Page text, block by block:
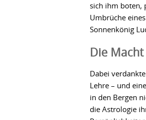
sich ihm boten,
Umbrüche
Sonnenkönig
Die
Dabei
Lehre – und
in den Bergen
die Astrologie